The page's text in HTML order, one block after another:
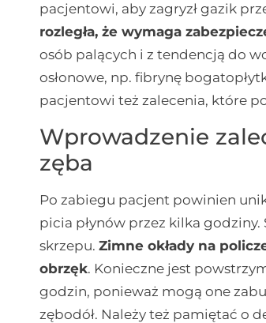
pacjentowi, aby zagryzł gazik
rozległa, że wymaga
osób palących i z tendencją do
osłonowe, np. fibrynę
pacjentowi też zalecenia, które
Wprowadzenie
zęba
Po zabiegu pacjent powinien
picia płynów przez kilka
skrzepu.Zimne okłady na
obrzęk. Konieczne jest
godzin, ponieważ mogą one
zębodół. Należy też pamiętać o